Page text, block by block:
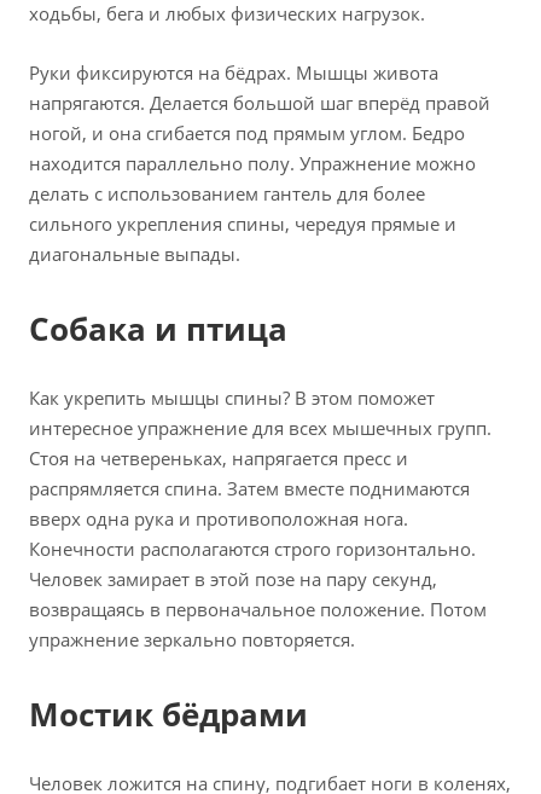
ходьбы, бега и любых физических нагрузок.
Руки фиксируются на бёдрах. Мышцы живота
напрягаются. Делается большой шаг вперёд правой
ногой, и она сгибается под прямым углом. Бедро
находится параллельно полу. Упражнение можно
делать с использованием гантель для более
сильного укрепления спины, чередуя прямые и
диагональные выпады.
Собака и птица
Как укрепить мышцы спины? В этом поможет
интересное упражнение для всех мышечных групп.
Стоя на четвереньках, напрягается пресс и
распрямляется спина. Затем вместе поднимаются
вверх одна рука и противоположная нога.
Конечности располагаются строго горизонтально.
Человек замирает в этой позе на пару секунд,
возвращаясь в первоначальное положение. Потом
упражнение зеркально повторяется.
Мостик бёдрами
Человек ложится на спину, подгибает ноги в коленях,